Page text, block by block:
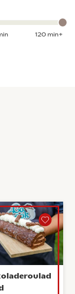
120 min+